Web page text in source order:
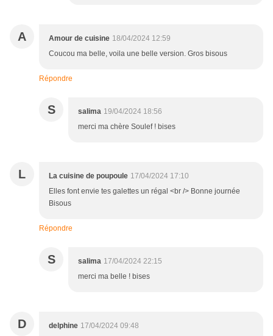
A Amour de cuisine 18/04/2024 12:59
Coucou ma belle, voila une belle version. Gros bisous
Répondre
S salima 19/04/2024 18:56
merci ma chère Soulef ! bises
L La cuisine de poupoule 17/04/2024 17:10
Elles font envie tes galettes un régal <br /> Bonne journée
Bisous
Répondre
S salima 17/04/2024 22:15
merci ma belle ! bises
D delphine 17/04/2024 09:48